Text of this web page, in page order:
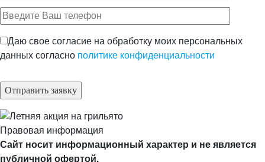
Даю свое согласие на обработку моих персональных
данных согласно политике конфиденциальности
Правовая информация
Сайт носит информационный характер и не является
публичной офертой.